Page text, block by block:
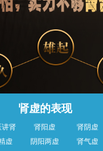
肾虚的表现
讲肾 肾阳虚
肾阴虚
虚
阴阳两虚 肾气虚